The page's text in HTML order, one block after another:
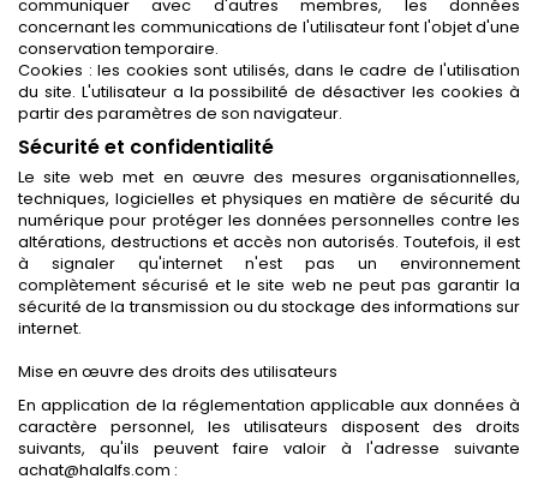
communiquer avec d'autres membres, les données
concernant les communications de l'utilisateur font l'objet d'une
conservation temporaire.
Cookies : les cookies sont utilisés, dans le cadre de l'utilisation
du site. L'utilisateur a la possibilité de désactiver les cookies à
partir des paramètres de son navigateur.
Sécurité et confidentialité
Le site web met en œuvre des mesures organisationnelles,
techniques, logicielles et physiques en matière de sécurité du
numérique pour protéger les données personnelles contre les
altérations, destructions et accès non autorisés. Toutefois, il est
à signaler qu'internet n'est pas un environnement
complètement sécurisé et le site web ne peut pas garantir la
sécurité de la transmission ou du stockage des informations sur
internet.
Mise en œuvre des droits des utilisateurs
En application de la réglementation applicable aux données à
caractère personnel, les utilisateurs disposent des droits
suivants, qu'ils peuvent faire valoir à l'adresse suivante
achat@halalfs.com :